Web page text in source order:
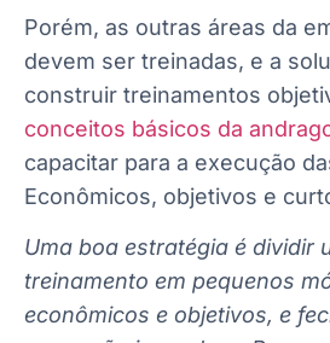
Porém, as outras áreas da
devem ser treinadas, e a
construir treinamentos
conceitos básicos da
capacitar para a execução
Econômicos, objetivos e
Uma boa estratégia é dividir
treinamento em pequenos
econômicos e objetivos, e